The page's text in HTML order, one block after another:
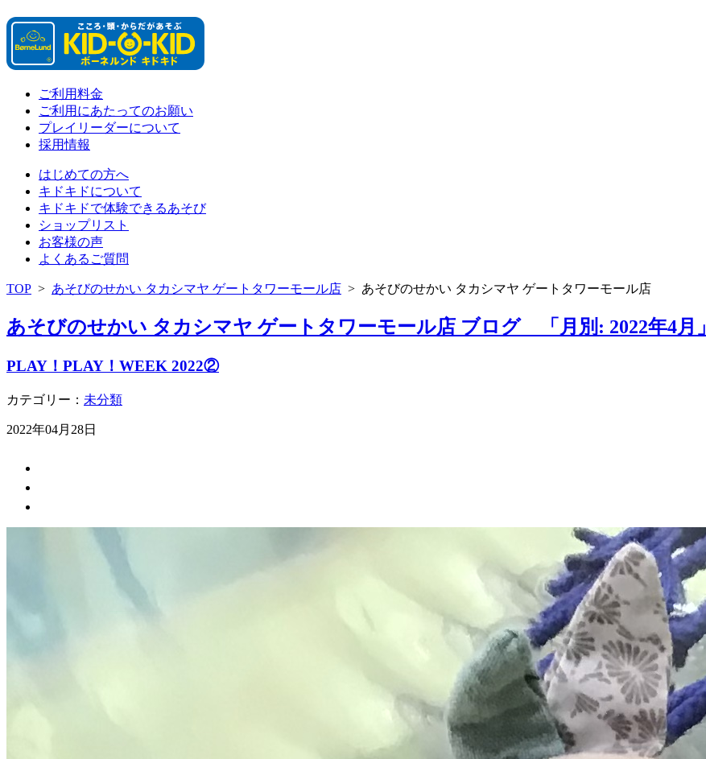
ご利用料金
ご利用にあたってのお願い
プレイリーダーについて
採用情報
はじめての方へ
キドキドについて
キドキドで体験できるあそび
ショップリスト
お客様の声
よくあるご質問
TOP > あそびのせかい タカシマヤ ゲートタワーモール店 > あそびのせかい タカシマヤ ゲートタワーモール店
あそびのせかい タカシマヤ ゲートタワーモール店 ブログ 「月別: 2022年4月」
PLAY！PLAY！WEEK 2022②
カテゴリー： 未分類
2022年04月28日